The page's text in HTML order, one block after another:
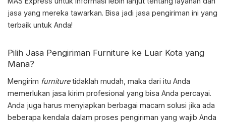
jasa yang mereka tawarkan. Bisa jadi jasa pengiriman ini yang
terbaik untuk Anda!
Pilih Jasa Pengiriman Furniture ke Luar Kota yang
Mana?
Mengirim furnituretidaklah mudah, maka dari itu Anda
memerlukan jasa kirim profesional yang bisa Anda percayai.
Anda juga harus menyiapkan berbagai macam solusi jika ada
beberapa kendala dalam proses pengiriman yang wajib Anda